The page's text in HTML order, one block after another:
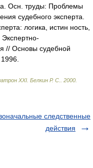
Осн. труды: Проблемы
судебного эксперта.
логика, истин ность,
// Основы судебной
XXI Белкин Р. С. 2000
следственные
действия